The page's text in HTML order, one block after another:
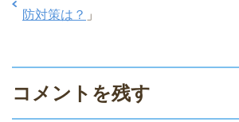
防対策は？ 」
コメントを残す